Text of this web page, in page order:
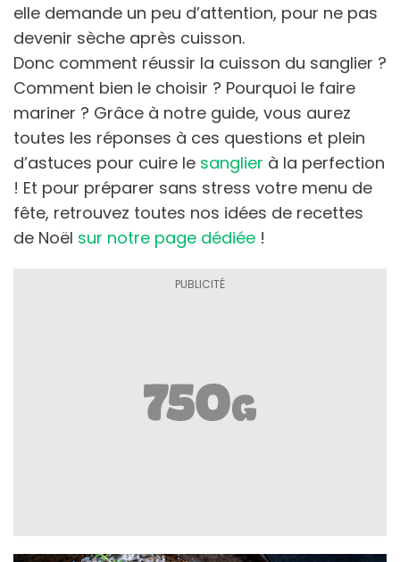
elle demande un peu d’attention, pour ne pas
devenir sèche après cuisson.
Donc comment réussir la cuisson du sanglier ?
Comment bien le choisir ? Pourquoi le faire
mariner ? Grâce à notre guide, vous aurez
toutes les réponses à ces questions et plein
d’astuces pour cuire le sanglier à la perfection
! Et pour préparer sans stress votre menu de
fête, retrouvez toutes nos idées de recettes
de Noël sur notre page dédiée !